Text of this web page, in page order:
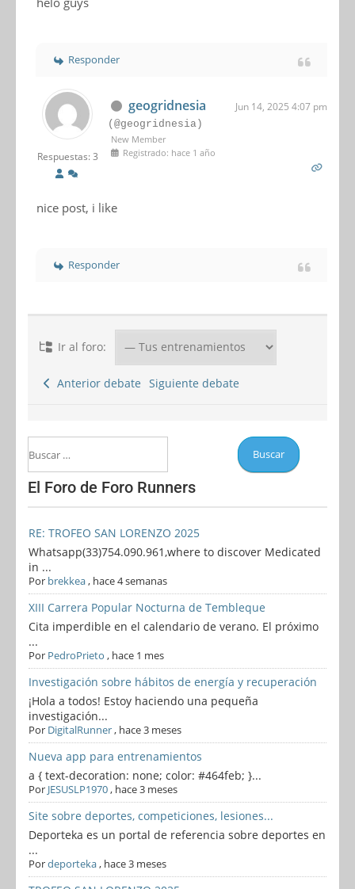
Responder
Respuestas: 3
geogridnesia Jun 14, 2025 4:07 pm
(@geogridnesia)
New Member
Registrado: hace 1 año
nice post, i like
Responder
Ir al foro:
Anterior debate Siguiente debate
El Foro de Foro Runners
RE: TROFEO SAN LORENZO 2025
Whatsapp(33)754.090.961,where to discover Medicated
in ...
Por brekkea, hace 4 semanas
XIII Carrera Popular Nocturna de Tembleque
Cita imperdible en el calendario de verano. El próximo
...
Por PedroPrieto , hace 1 mes
Investigación sobre hábitos de energía y recuperación
¡Hola a todos! Estoy haciendo una pequeña
investigación...
Por DigitalRunner, hace 3 meses
Nueva app para entrenamientos
a { text-decoration: none; color: #464feb; }...
Por JESUSLP1970, hace 3 meses
Site sobre deportes, competiciones, lesiones...
Deporteka es un portal de referencia sobre deportes en
...
Pordeporteka, hace 3 meses